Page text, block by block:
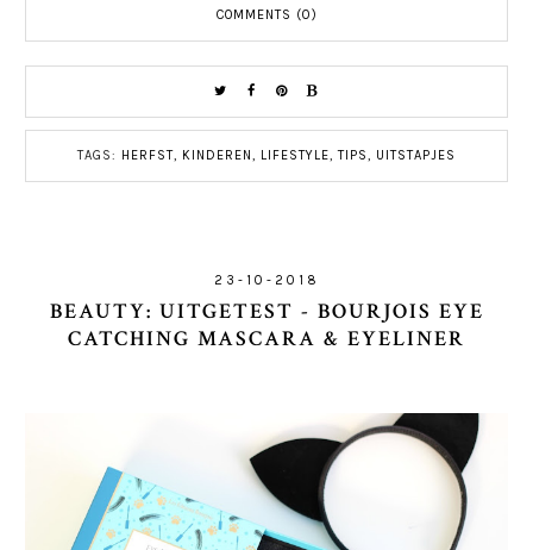
COMMENTS (0)
TAGS: HERFST, KINDEREN , LIFESTYLE,TIPS, UITSTAPJES
23-10-2018
BEAUTY: UITGETEST - BOURJOIS EYE
CATCHING MASCARA & EYELINER